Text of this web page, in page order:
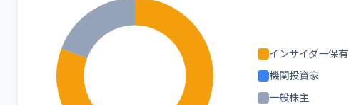
インサイダー保有
機関投資家
一般株主